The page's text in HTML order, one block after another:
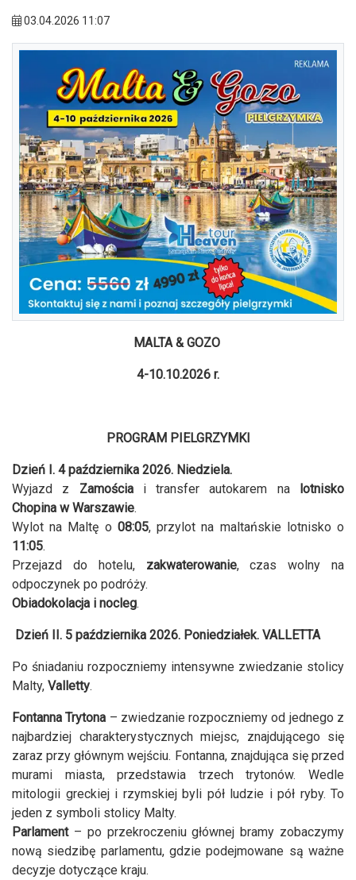
03.04.2026 11:07
MALTA & GOZO
4-10.10.2026 r.
PROGRAM PIELGRZYMKI
Dzień I. 4 października 2026. Niedziela.
Wyjazd z Zamościai transfer autokarem na
lotnisko
Chopina w Warszawie.
Wylot na Maltę o 08:05, przylot na maltańskie lotnisko o
11:05.
Przejazd do hotelu, zakwaterowanie, czas wolny na
odpoczynek po podróży.
Obiadokolacja i nocleg.
Dzień II. 5 października 2026. Poniedziałek. VALLETTA
Po śniadaniu rozpoczniemy intensywne zwiedzanie stolicy
Malty, Valletty.
Fontanna Trytona – zwiedzanie rozpoczniemy od jednego z
najbardziej charakterystycznych miejsc, znajdującego się
zaraz przy głównym wejściu. Fontanna, znajdująca się przed
murami miasta, przedstawia trzech trytonów. Wedle
mitologii greckiej i rzymskiej byli pół ludzie i pół ryby. To
jeden z symboli stolicy Malty.
Parlament– po przekroczeniu głównej bramy zobaczymy
nową siedzibę parlamentu, gdzie podejmowane są ważne
decyzje dotyczące kraju.